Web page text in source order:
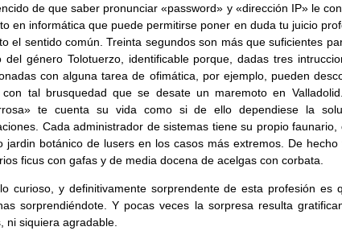
de que saber pronunciar «password» y «dirección IP» le
en informática que puede permitirse poner en duda tu juicio
el sentido común. Treinta segundos son más que suficientes
del género Tolotuerzo, identificable porque, dadas tres
con alguna tarea de ofimática, por ejemplo, pueden
con tal brusquedad que se desate un maremoto en
te cuenta su vida como si de ello dependiese la
Cada administrador de sistemas tiene su propio faunario,
jardin botánico de lusers en los casos más extremos. De
ficus con gafas y de media docena de acelgas con corbata.
curioso, y definitivamente sorprendente de esta profesión es
sorprendiéndote. Y pocas veces la sorpresa resulta
ni siquiera agradable.